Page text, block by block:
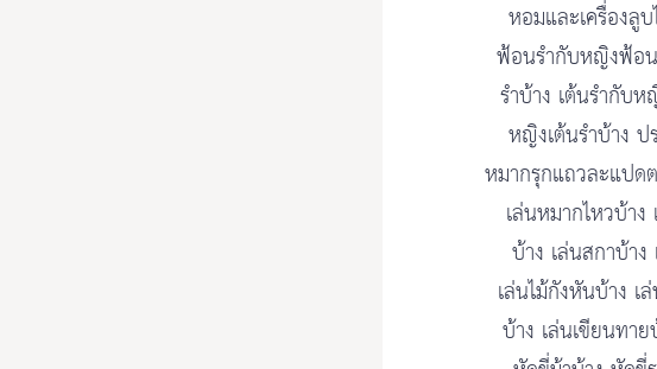
หอมและเครื่องลู
ฟ้อนรำกับหญิงฟ้อ
รำบ้าง เต้นรำกับ
หญิงเต้นรำบ้าง ป
หมากรุกแถวละแปด
เล่นหมากไหวบ้า
บ้าง เล่นสกาบ้า
เล่นไม้กังหันบ้าง
บ้าง เล่นเขียนทา